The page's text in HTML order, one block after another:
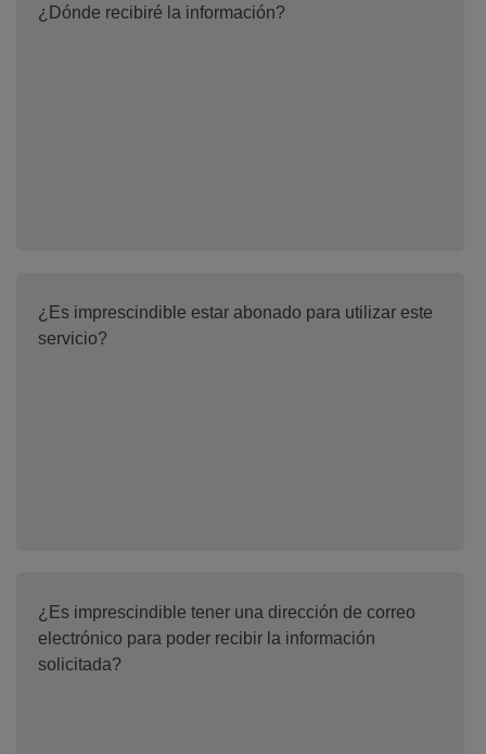
¿Dónde recibiré la información?
¿Es imprescindible estar abonado para utilizar este
servicio?
¿Es imprescindible tener una dirección de correo
electrónico para poder recibir la información
solicitada?